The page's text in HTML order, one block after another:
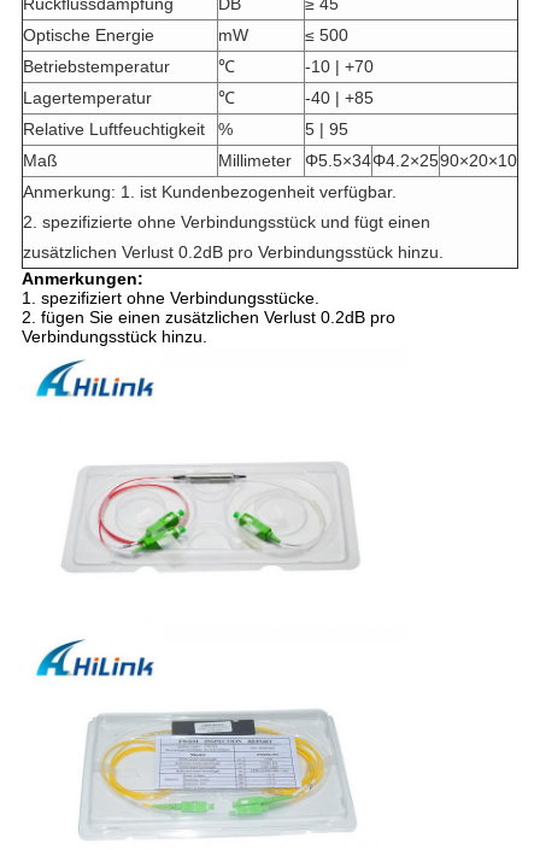
Rückflussdämpfung DB
≥ 45
Optische Energie
mW
≤ 500
Betriebstemperatur
℃
-10 | +70
Lagertemperatur
℃
-40 | +85
Relative Luftfeuchtigkeit
%
5 | 95
Maß
Millimeter Φ5.5×34Φ4.2×2590×20×10
Anmerkung: 1. ist Kundenbezogenheit verfügbar.
2. spezifizierte ohne Verbindungsstück und fügt einen
zusätzlichen Verlust 0.2dB pro Verbindungsstück hinzu.
Anmerkungen:
1. spezifiziert ohne Verbindungsstücke.
2. fügen Sie einen zusätzlichen Verlust 0.2dB pro
Verbindungsstück hinzu.